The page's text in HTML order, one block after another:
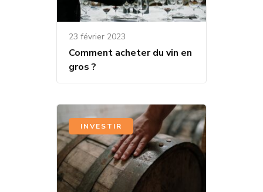
23 février 2023
Comment acheter du vin en
gros ?
INVESTIR